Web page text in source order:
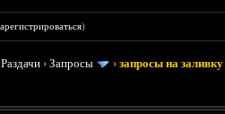
)
Раздачи ›Запросы ›запросы на